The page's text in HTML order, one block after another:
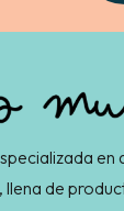
en
llena de